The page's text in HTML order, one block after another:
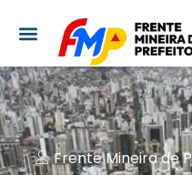
Frente Mineira de